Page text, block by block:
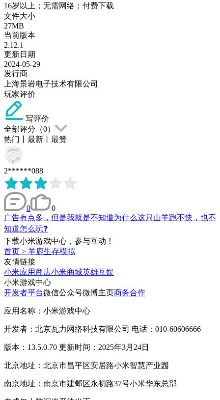
16岁以上；无需网络；付费下载
文件大小
27MB
当前版本
2.12.1
更新日期
2024-05-29
发行商
上海景岩电子技术有限公司
玩家评价
写评价
全部评分（0）
热门
最新 最赞
2******088
0
0
广告有点多，但是我就是不知道为什么这只山羊跑不快，也不
知道怎么玩❓
下载小米游戏中心，参与互动！
首页 > 羊鹿生存模拟
友情链接
小米应用商店小米商城英雄互娱
小米游戏中心
开发者平台微信公众号微博主页商务合作
应用名称：小米游戏中心
开发者：北京瓦力网络科技有限公司 电话：010-60606666
版本：13.5.0.70 更新时间：2025年3月24日
北京地址：北京市昌平区安居路小米智慧产业园
南京地址：南京市建邺区永初路37号小米华东总部